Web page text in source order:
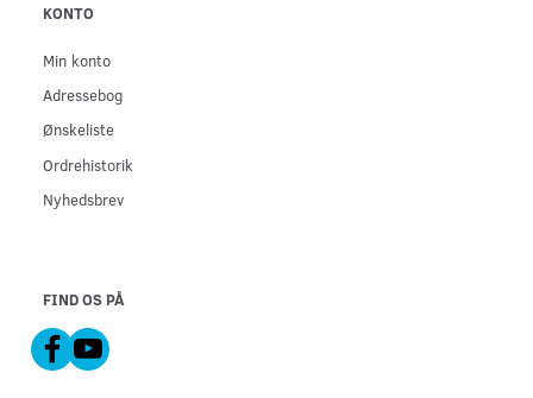
KONTO
Min konto
Adressebog
Ønskeliste
Ordrehistorik
Nyhedsbrev
FIND OS PÅ